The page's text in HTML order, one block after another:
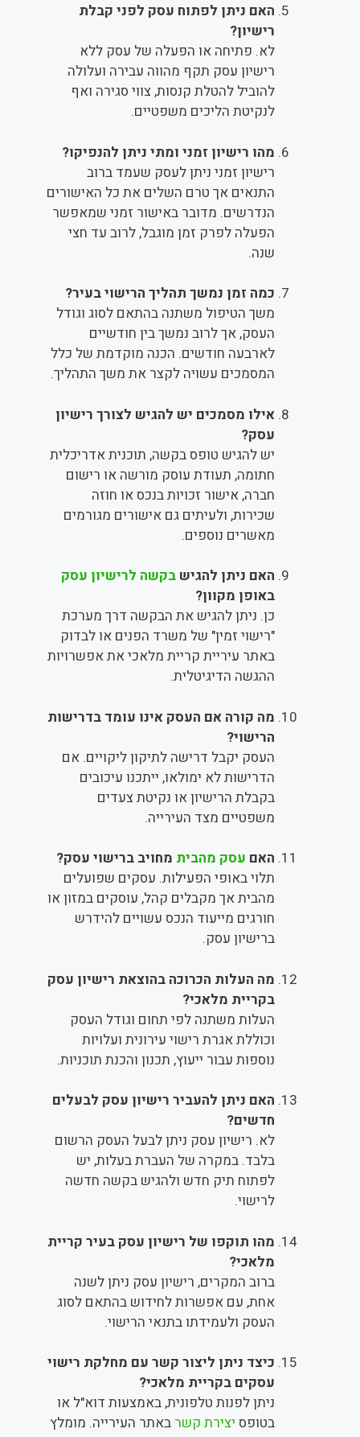
האם ניתן לפתוח עסק לפני קבלת
רישיון?
לא. פתיחה או הפעלה של עסק ללא
רישיון עסק תקף מהווה עבירה ועלולה
להוביל להטלת קנסות, צווי סגירה ואף
לנקיטת הליכים משפטיים.
מהו רישיון זמני ומתי ניתן להנפיקו?
רישיון זמני ניתן לעסק שעמד ברוב
התנאים אך טרם השלים את כל האישורים
הנדרשים. מדובר באישור זמני שמאפשר
הפעלה לפרק זמן מוגבל, לרוב עד חצי
שנה.
כמה זמן נמשך תהליך הרישוי בעיר?
משך הטיפול משתנה בהתאם לסוג וגודל
העסק, אך לרוב נמשך בין חודשיים
לארבעה חודשים. הכנה מוקדמת של כלל
המסמכים עשויה לקצר את משך התהליך.
אילו מסמכים יש להגיש לצורך רישיון
עסק?
יש להגיש טופס בקשה, תוכנית אדריכלית
חתומה, תעודת עוסק מורשה או רישום
חברה, אישור זכויות בנכס או חוזה
שכירות, ולעיתים גם אישורים מגורמים
מאשרים נוספים.
האם ניתן להגישבקשה לרישיון עסק
באופן מקוון?
כן. ניתן להגיש את הבקשה דרך מערכת
"רישוי זמין" של משרד הפנים או לבדוק
באתר עיריית קריית מלאכי את אפשרויות
ההגשה הדיגיטלית.
מה קורה אם העסק אינו עומד בדרישות
הרישוי?
העסק יקבל דרישה לתיקון ליקויים. אם
הדרישות לא ימולאו, ייתכנו עיכובים
בקבלת הרישיון או נקיטת צעדים
משפטיים מצד העירייה.
האם עסק מהבית מחויב ברישוי עסק?
תלוי באופי הפעילות. עסקים שפועלים
מהבית אך מקבלים קהל, עוסקים במזון או
חורגים מייעוד הנכס עשויים להידרש
ברישיון עסק.
מה העלות הכרוכה בהוצאת רישיון עסק
בקריית מלאכי?
העלות משתנה לפי תחום וגודל העסק
וכוללת אגרת רישוי עירונית ועלויות
נוספות עבור ייעוץ, תכנון והכנת תוכניות.
האם ניתן להעביר רישיון עסק לבעלים
חדשים?
לא. רישיון עסק ניתן לבעל העסק הרשום
בלבד. במקרה של העברת בעלות, יש
לפתוח תיק חדש ולהגיש בקשה חדשה
לרישוי.
מהו תוקפו של רישיון עסק בעיר קריית
מלאכי?
ברוב המקרים, רישיון עסק ניתן לשנה
אחת, עם אפשרות לחידוש בהתאם לסוג
העסק ולעמידתו בתנאי הרישוי.
כיצד ניתן ליצור קשר עם מחלקת רישוי
עסקים בקריית מלאכי?
ניתן לפנות טלפונית, באמצעות דוא"ל או
בטופס יצירת קשר באתר העירייה. מומלץ